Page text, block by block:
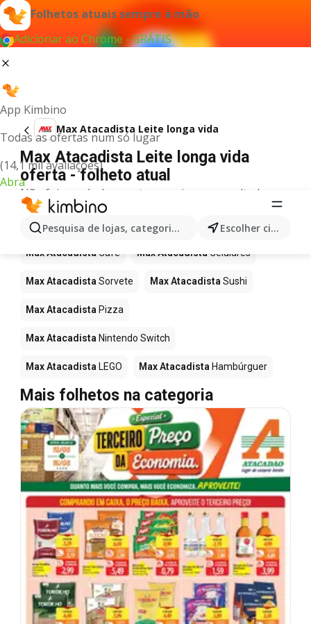
Folhetos atuais sempre à mão
Adicionar ao Chrome - GRÁTIS
App Kimbino
Todas as ofertas num só lugar
(14,1 mil avaliações)
Abra
Pesquisa de lojas, categorias,produtos... Escolher cidade
Max Atacadista Leite longa vida
Max Atacadista Leite longa vida
oferta - folheto atual
Não foi possível encontrar quaisquer resultados
para este termo.
Mais produtos em Max Atacadista
Max Atacadista Café Max Atacadista Celulares
Max Atacadista Sorvete Max Atacadista Sushi
Max Atacadista Pizza
Max Atacadista Nintendo Switch
Max Atacadista LEGO Max Atacadista Hambúrguer
Mais folhetos na categoria